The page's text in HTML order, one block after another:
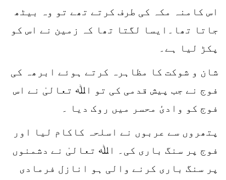
اس کامنہ مکہ کی طرف کرتے تھے تو وہ بیٹھ
جاتا تھا۔ایسا لگتا تھا کہ زمین نے اس کو
پکڑ لیا ہے۔
شان و شوکت کا مظاہرہ کرتے ہوئے ابرھہ کی
فوج نے جب پیش قدمی کی تو اﷲ تعالیٰ نے اس
فوج کو وادیٔ محسر میں روک دیا ۔
پتھروں سے عربوں نے اسلحہ کاکام لیا اور
فوج پر سنگ باری کی۔ اﷲ تعالیٰ نے دشمنوں
پر سنگ باری کرنے والی ہو انازل فرمادی